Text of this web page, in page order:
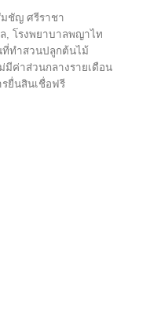
มชัญ ศรีราชา
, โรงพยาบาลพญาไท
ที่ทำสวนปลูกต้นไม้
มีค่าส่วนกลางรายเดือน
ยื่นสินเชื่อฟรี